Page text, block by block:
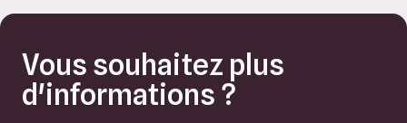
Vous souhaitez plus
d'informations ?